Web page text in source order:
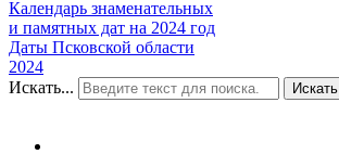
Календарь знаменательных
и памятных дат на 2024 год
Даты Псковской области
2024
Искать...
Искать